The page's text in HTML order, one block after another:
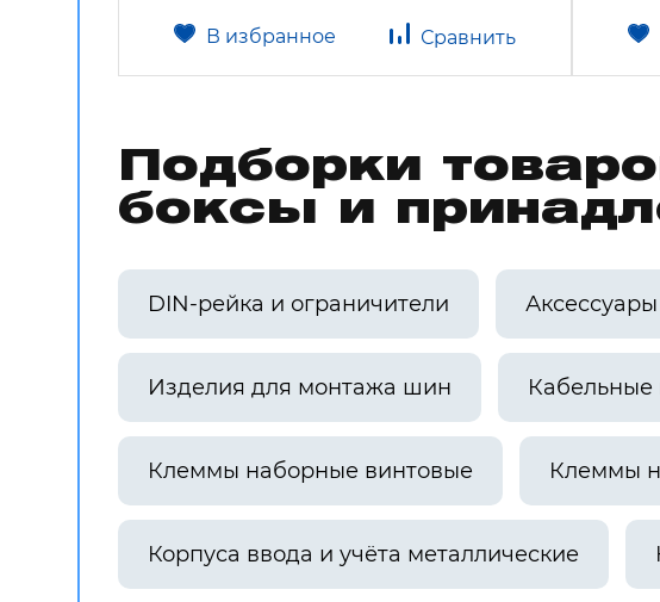
В избранное Сравнить
Подборки
боксы и
DIN-рейка и ограничители
Изделия для монтажа шин Кабельные
Клеммы наборные винтовые Клеммы
Корпуса ввода и учёта металлические